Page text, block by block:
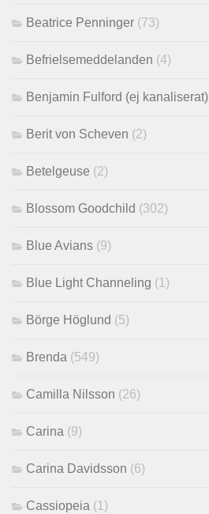
Beatrice Penninger (73)
Befrielsemeddelanden (4)
Benjamin Fulford (ej kanaliserat)
Berit von Scheven (2)
Betelgeuse (2)
Blossom Goodchild (302)
Blue Avians (9)
Blue Light Channeling (1)
Börge Höglund (5)
Brenda (549)
Camilla Nilsson (26)
Carina (9)
Carina Davidsson (6)
Cassiopeia (1)